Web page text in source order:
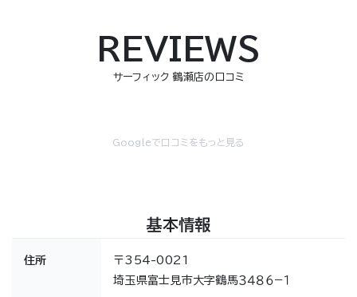
REVIEWS
サーフィック 鶴瀬店の口コミ
Googleで口コミをもっと見る
基本情報
住所
〒354-0021
埼玉県富士見市大字鶴馬３４８６−１